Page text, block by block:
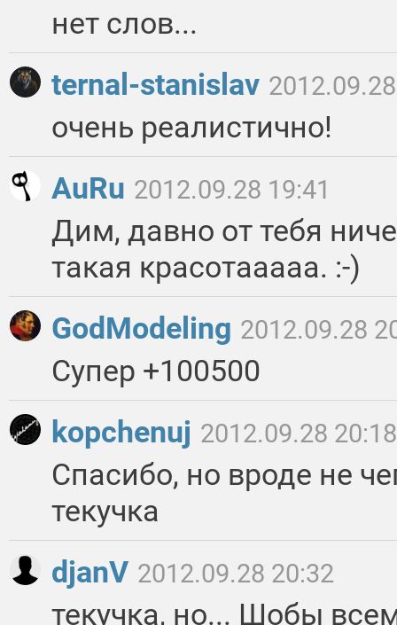
нет слов...
ternal-stanislav
очень реалистично!
AuRu 2012.09.28 19:41
Дим, давно от тебя
такая красотааааа. :-)
GodModeling 2012.09.28
Супер +100500
kopchenuj 2012.09.28 20:18
Спасибо, но вроде не
текучка
djanV 2012.09.28 20:32
текучка, но... Шобы